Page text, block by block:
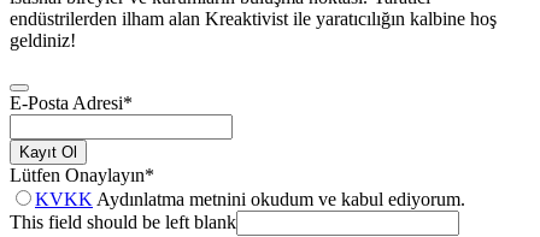
endüstrilerden ilham alan Kreaktivist ile yaratıcılığın kalbine hoş
geldiniz!
E-Posta Adresi*
Kayıt Ol
Lütfen Onaylayın*
KVKK Aydınlatma metnini okudum ve kabul ediyorum.
This field should be left blank